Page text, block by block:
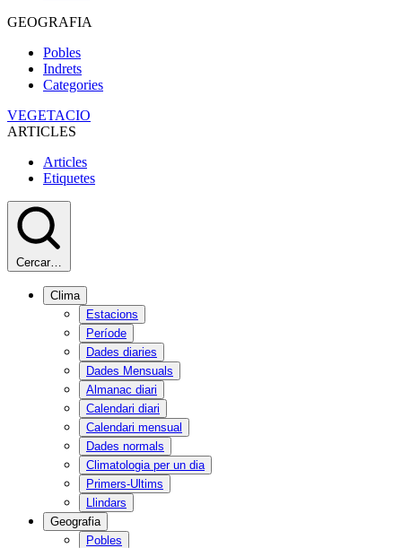
GEOGRAFIA
Pobles
Indrets
Categories
VEGETACIO
ARTICLES
Articles
Etiquetes
Cercar…
Clima
Estacions
Període
Dades diaries
Dades Mensuals
Almanac diari
Calendari diari
Calendari mensual
Dades normals
Climatologia per un dia
Primers-Ultims
Llindars
Geografia
Pobles